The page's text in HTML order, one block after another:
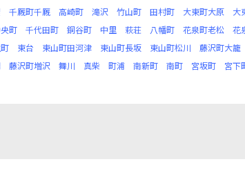
千厩町千厩 高崎町 滝沢 竹山町 田村町 大東町大原
大
町 千代田町 銅谷町 中里 萩荘 八幡町 花泉町老松
花
東台 東山町田河津 東山町長坂 東山町松川 藤沢町大籠
藤沢町増沢 舞川 真柴 町浦 南新町 南町 宮坂町 宮下